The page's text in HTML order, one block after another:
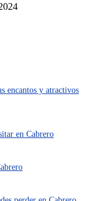
encantos y atractivos
en Cabrero